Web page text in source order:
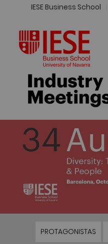
IESE Business School
PROTAGONISTAS